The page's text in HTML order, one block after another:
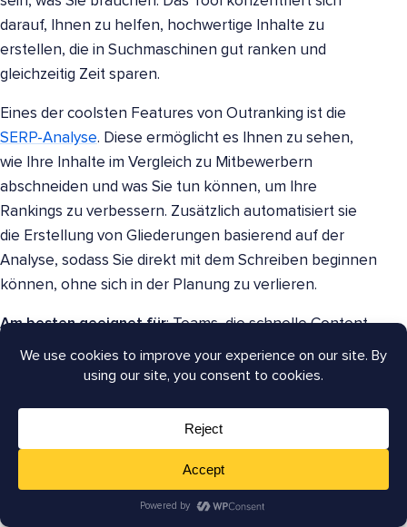
darauf, Ihnen zu helfen, hochwertige Inhalte zu
erstellen, die in Suchmaschinen gut ranken und
gleichzeitig Zeit sparen.
Eines der coolsten Features von Outranking ist die
SERP-Analyse. Diese ermöglicht es Ihnen zu sehen,
wie Ihre Inhalte im Vergleich zu Mitbewerbern
abschneiden und was Sie tun können, um Ihre
Rankings zu verbessern. Zusätzlich automatisiert sie
die Erstellung von Gliederungen basierend auf der
Analyse, sodass Sie direkt mit dem Schreiben beginnen
können, ohne sich in der Planung zu verlieren.
Am besten geeignet für: Teams, die schnelle Content-
Produktionsfähigkeiten benötigen.
möglicherweise nicht so detailliert wie andere Tools.
Preise: Bezahlte Pläne beginnen bei 19 $/Monat.
PageOptimizer Pro